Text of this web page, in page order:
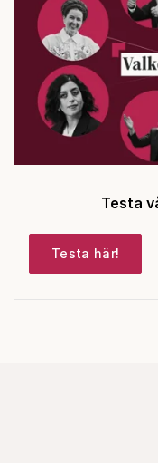
Testa
Testa här!